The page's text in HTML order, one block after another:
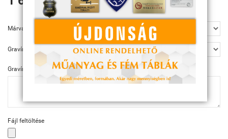
Márvány talp
Gravírozás
Gravírozás szövege
Fájl feltöltése